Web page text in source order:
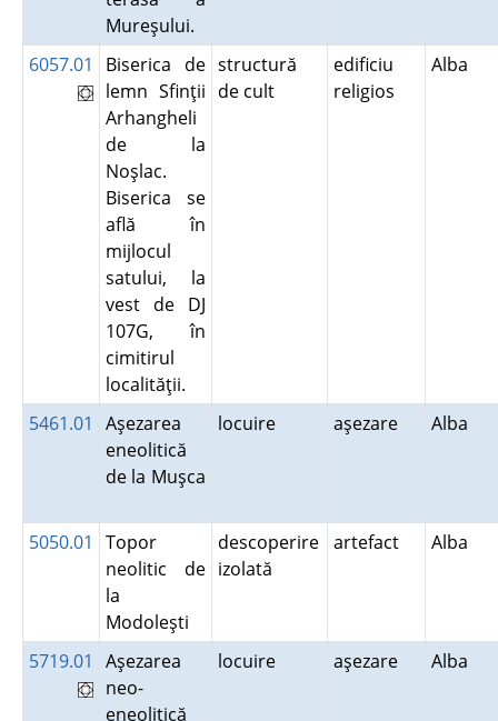
Mureşului.
6057.01
Biserica de
lemn Sfinţii
Arhangheli
de la
Noşlac.
Biserica se
află în
mijlocul
satului, la
vest de DJ
107G, în
cimitirul
localităţii.
structură
de cult
edificiu
religios
Alba
5461.01
Aşezarea
eneolitică
de la Muşca
locuire aşezare Alba
5050.01
Topor
neolitic de
la
Modoleşti
descoperire
izolată
artefact Alba
5719.01
Aşezarea
neo-
eneolitică
locuire aşezare Alba